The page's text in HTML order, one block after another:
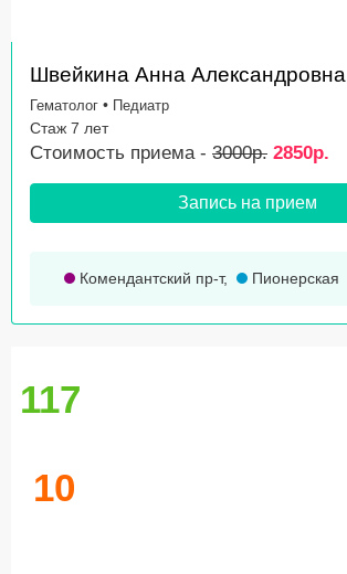
Швейкина Анна Александровна
Гематолог • Педиатр
Стаж 7 лет
Стоимость приема - 3000р. 2850р.
Запись на прием
Комендантский пр-т, Пионерская
117
10